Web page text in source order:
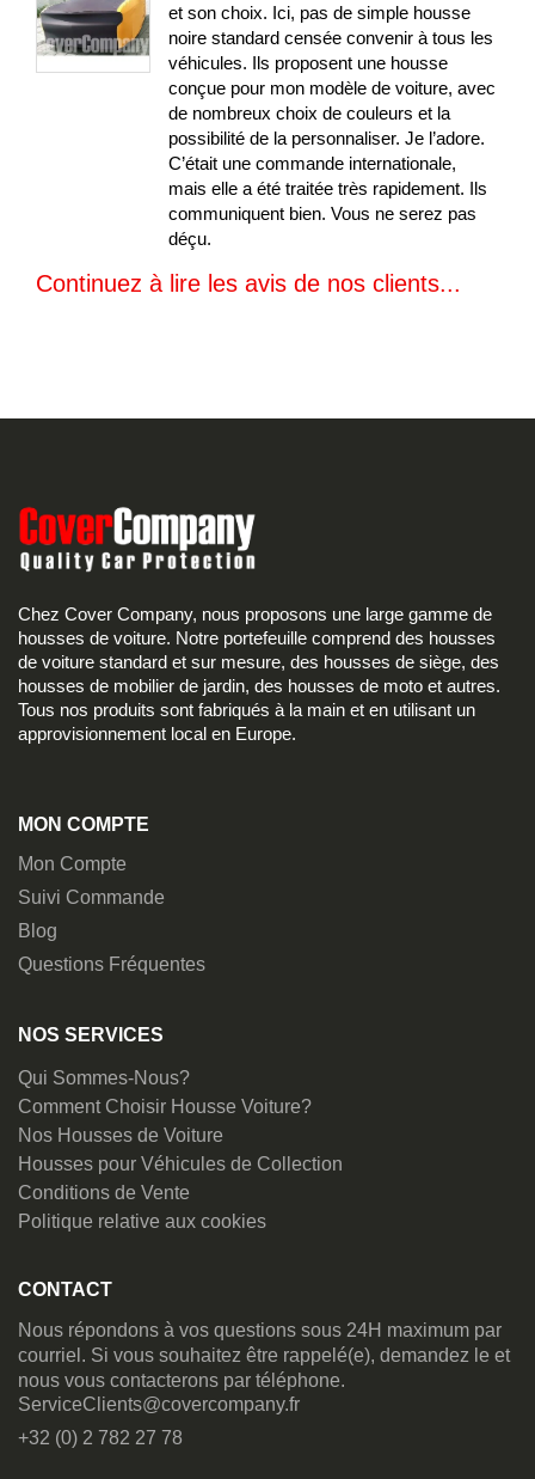
et son choix. Ici, pas de simple housse
noire standard censée convenir à tous les
véhicules. Ils proposent une housse
conçue pour mon modèle de voiture, avec
de nombreux choix de couleurs et la
possibilité de la personnaliser. Je l’adore.
C’était une commande internationale,
mais elle a été traitée très rapidement. Ils
communiquent bien. Vous ne serez pas
déçu.
Continuez à lire les avis de nos clients...
Chez Cover Company, nous proposons une large gamme de
housses de voiture. Notre portefeuille comprend des housses
de voiture standard et sur mesure, des housses de siège, des
housses de mobilier de jardin, des housses de moto et autres.
Tous nos produits sont fabriqués à la main et en utilisant un
approvisionnement local en Europe.
MON COMPTE
Mon Compte
Suivi Commande
Blog
Questions Fréquentes
NOS SERVICES
Qui Sommes-Nous?
Comment Choisir Housse Voiture?
Nos Housses de Voiture
Housses pour Véhicules de Collection
Conditions de Vente
Politique relative aux cookies
CONTACT
Nous répondons à vos questions sous 24H maximum par
courriel. Si vous souhaitez être rappelé(e), demandez le et
nous vous contacterons par téléphone.
ServiceClients@covercompany.fr
+32 (0) 2 782 27 78